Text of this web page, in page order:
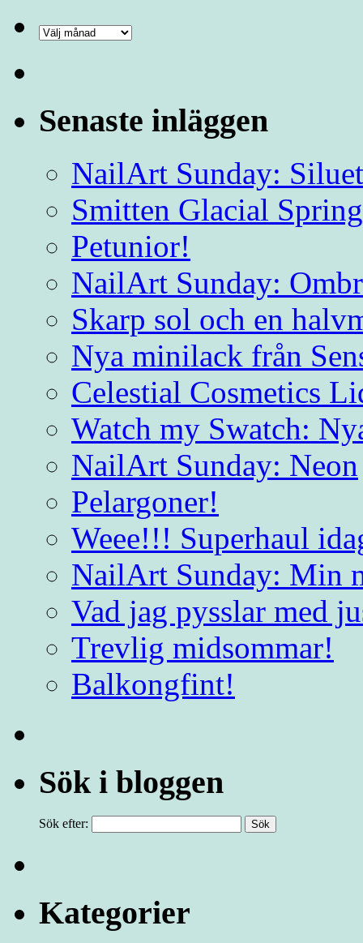
Senaste inläggen
NailArt Sunday:
Smitten Glacial
Petunior!
NailArt Sunday:
Skarp sol och en
Nya minilack från
Celestial Cosmetics
Watch my Swatch:
NailArt Sunday: Neon
Pelargoner!
Weee!!! Superhaul
NailArt Sunday: Min
Vad jag pysslar med
Trevlig midsommar!
Balkongfint!
Sök i bloggen
Sök efter:
Kategorier